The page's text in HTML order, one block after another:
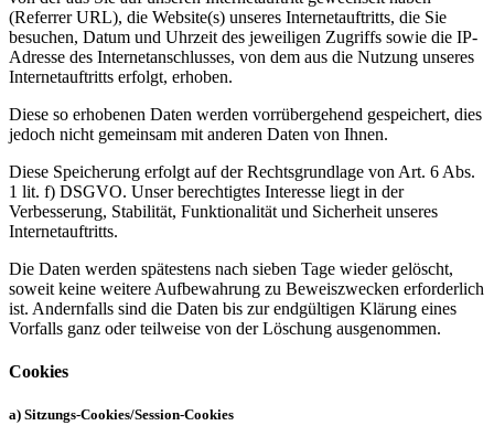
(Referrer URL), die Website(s) unseres Internetauftritts, die Sie
besuchen, Datum und Uhrzeit des jeweiligen Zugriffs sowie die IP-
Adresse des Internetanschlusses, von dem aus die Nutzung unseres
Internetauftritts erfolgt, erhoben.
Diese so erhobenen Daten werden vorrübergehend gespeichert, dies
jedoch nicht gemeinsam mit anderen Daten von Ihnen.
Diese Speicherung erfolgt auf der Rechtsgrundlage von Art. 6 Abs.
1 lit. f) DSGVO. Unser berechtigtes Interesse liegt in der
Verbesserung, Stabilität, Funktionalität und Sicherheit unseres
Internetauftritts.
Die Daten werden spätestens nach sieben Tage wieder gelöscht,
soweit keine weitere Aufbewahrung zu Beweiszwecken erforderlich
ist. Andernfalls sind die Daten bis zur endgültigen Klärung eines
Vorfalls ganz oder teilweise von der Löschung ausgenommen.
Cookies
a) Sitzungs-Cookies/Session-Cookies